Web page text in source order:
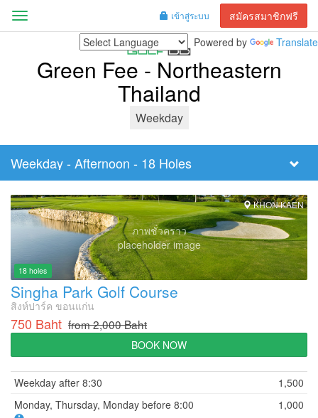
เข้าสู่ระบบ สมัครสมาชิกฟรี
Menu
Powered by
Translate
Green Fee - Northeastern
Thailand
Weekday
Filter
Tee
Time
Weekday - Afternoon - 18 Holes
ภาพชั่วคราว
placeholder image
KHON KAEN
18 holes
Singha Park Golf Course
สิงห์ปาร์ค ขอนแก่น
750 Baht from 2,000 Baht
BOOK NOW
Weekday after 8:30
1,500
Monday, Thursday, Monday before 8:00
1,000